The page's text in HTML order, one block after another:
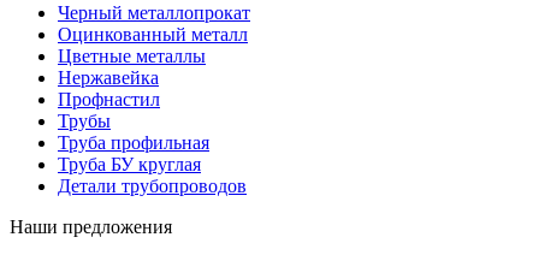
Черный металлопрокат
Оцинкованный металл
Цветные металлы
Нержавейка
Профнастил
Трубы
Труба профильная
Труба БУ круглая
Детали трубопроводов
Наши предложения